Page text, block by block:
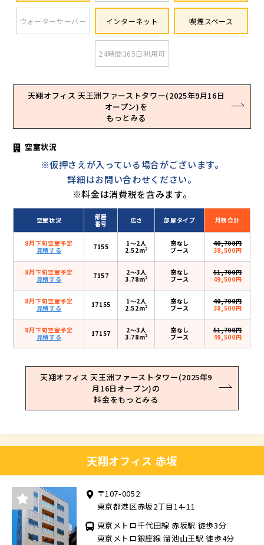
ウォーターサーバー インターネット 喫煙スペース
24時間365日利用可
天翔オフィス 天王洲ファーストタワー(2025年9月16日
オープン)を
もっとみる
空室状況
※仮押さえが入っている場合がございます。
詳細はお問い合わせください。
※料金は消費税を含みます。
空室状況
部屋
番号
広さ 部屋タイプ 月額合計
8月下旬空室予定
見積する
7155
1〜2人
2.52m2
窓なし
ブース
40,700円
38,500円
8月下旬空室予定
見積する
7157
2〜3人
3.78m2
窓なし
ブース
51,700円
49,500円
8月下旬空室予定
見積する
17155
1〜2人
2.52m2
窓なし
ブース
40,700円
38,500円
8月下旬空室予定
見積する
17157
2〜3人
3.78m2
窓なし
ブース
51,700円
49,500円
天翔オフィス 天王洲ファーストタワー(2025年9
月16日オープン)の
料金をもっとみる
天翔オフィス 赤坂
〒107-0052
東京都港区赤坂2丁目14-11
東京メトロ千代田線 赤坂駅 徒歩3分
東京メトロ銀座線 溜池山王駅 徒歩4分